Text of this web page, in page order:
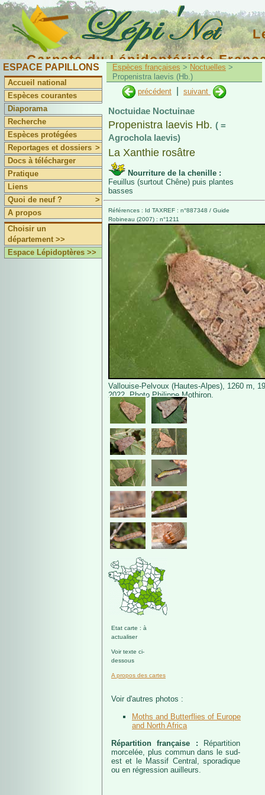
Carnets du Lépidoptériste
ESPACE PAPILLONS
Accueil national
Espèces courantes
Diaporama
Recherche
Espèces protégées
Reportages et dossiers >
Docs à télécharger
Pratique
Liens
Quoi de neuf ?
>
A propos
Choisir un
département >>
Espace Lépidoptères >>
Espèces françaises > Noctuelles >
Propenistra laevis (Hb.)
précédent
suivant
Noctuidae Noctuinae
Propenistra laevis Hb. ( =
Agrochola laevis)
La Xanthie rosâtre
Nourriture de la chenille :
Feuillus (surtout Chêne) puis plantes
basses
Références : Id TAXREF : n°887348 / Guide
Robineau (2007) : n°1211
Vallouise-Pelvoux (Hautes-Alpes), 1260 m,
2022. Photo Philippe Mothiron.
Etat carte : à
actualiser
Voir texte ci-
dessous
A propos des cartes
Voir d'autres photos :
Moths and Butterflies of Europe
and North Africa
Répartition française :
Répartition
morcelée, plus commun dans le sud-
est et le Massif Central, sporadique
ou en régression auilleurs.